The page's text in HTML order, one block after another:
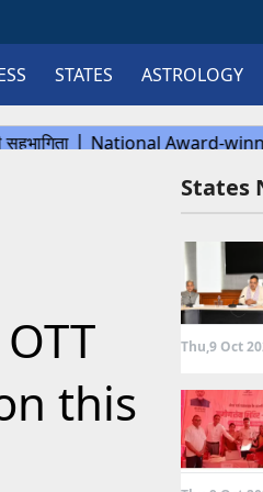
STATES ASTROLOGY
this
States
Thu,9 Oct